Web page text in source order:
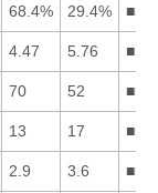
68.4% 29.4%
4.47 5.76
70 52
13 17
2.9 3.6